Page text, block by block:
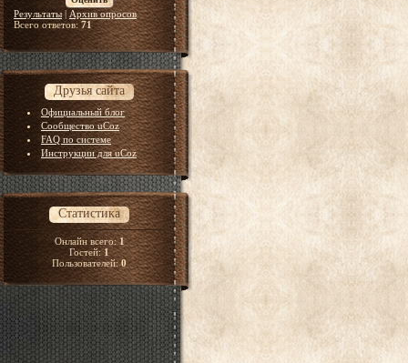
Результаты| Архив опросов
Всего ответов:71
Друзья сайта
Официальный блог
Сообщество uCoz
FAQ по системе
Инструкции для uCoz
Статистика
Онлайн всего:1
Гостей:1
Пользователей:0